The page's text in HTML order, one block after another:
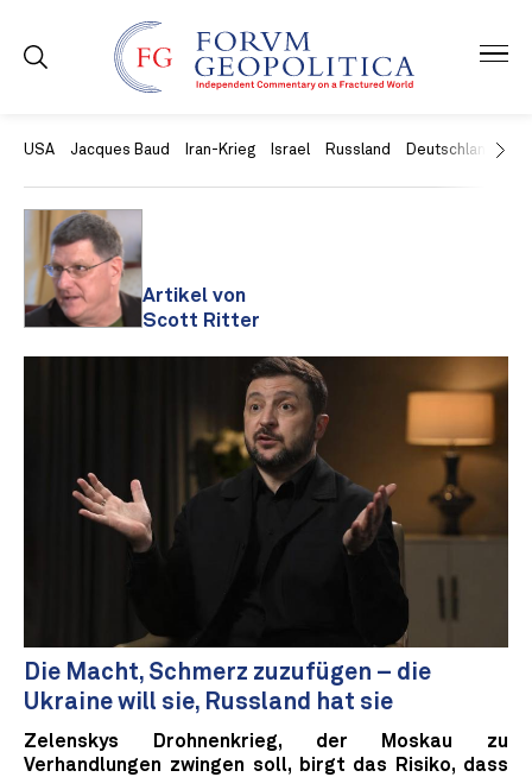
USA Jacques Baud Iran-Krieg Israel Russland Deutschland
Artikel von
Scott Ritter
Die Macht, Schmerz zuzufügen – die
Ukraine will sie, Russland hat sie
Zelenskys Drohnenkrieg, der Moskau zu
Verhandlungen zwingen soll, birgt das Risiko, dass